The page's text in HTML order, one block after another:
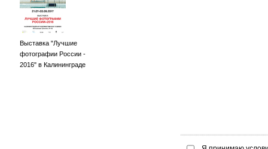
Выставка "Лучшие
фотографии России -
2016" в Калининграде